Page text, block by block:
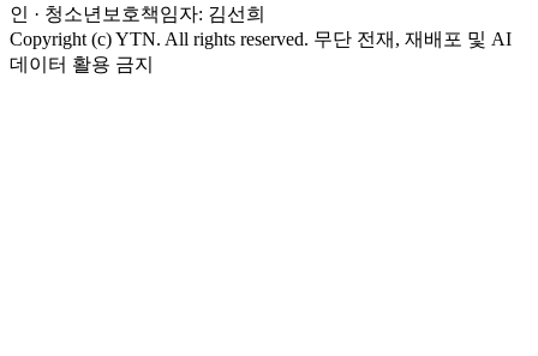
인 · 청소년보호책임자: 김선희
Copyright (c) YTN. All rights reserved. 무단 전재, 재배포 및 AI
데이터 활용 금지